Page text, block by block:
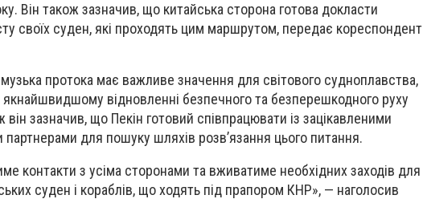
Він також зазначив, що китайська сторона готова докласти
своїх суден, які проходять цим маршрутом, передає кореспондент
протока має важливе значення для світового судноплавства,
якнайшвидшому відновленні безпечного та безперешкодного руху
зазначив, що Пекін готовий співпрацювати із зацікавленими
для пошуку шляхів розв’язання цього питання.
контакти з усіма сторонами та вживатиме необхідних заходів для
суден і кораблів, що ходять під прапором КНР», — наголосив